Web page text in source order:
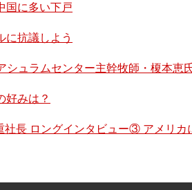
国に多い下戸
に抗議しよう
ュラムセンター主幹牧師・榎本恵
好みは？
社長 ロングインタビュー③ アメリカ